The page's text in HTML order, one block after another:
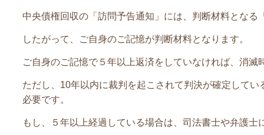
中央債権回収の「訪問予告通知」には、判断材料となる
したがって、ご自身のご記憶が判断材料となります。
ご自身のご記憶で５年以上返済をしていなければ、消滅
ただし、 10年以内に裁判を起こされて判決が確定して
必要です。
もし、５年以上経過している場合は、司法書士や弁護士